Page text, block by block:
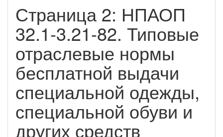
Страница 2: НПАОП
32.1-3.21-82. Типовые
отраслевые нормы
бесплатной выдачи
специальной одежды,
специальной обуви и
других средств